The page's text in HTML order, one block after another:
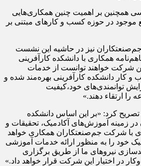
همچنین بر اهمیت چنین همکاری‌هایی
موجود در حوزه کسب و کارهای مبتنی بر
نیز در حاشیه این نشست
همکاری با دانشکده کارآفرینی
شرکت خواهند توانست از خدمات
کار دانشکده کارآفرینی بهره‌مند شده و
توانمندی‌های خود،کیفیت
را ارتقاء دهند.»
کرد: «بر این اساس دانشکده
در زمینه آموزش‌های آکادمیک، تحقیقات و
با شرکت جم‌صنعتکاران همکاری خواهد
خود را به منظور ارائه خدمات آموزشی
نیروهای ما از طریق برگزاری
در اختیار این شرکت قرار خواهد داد.»